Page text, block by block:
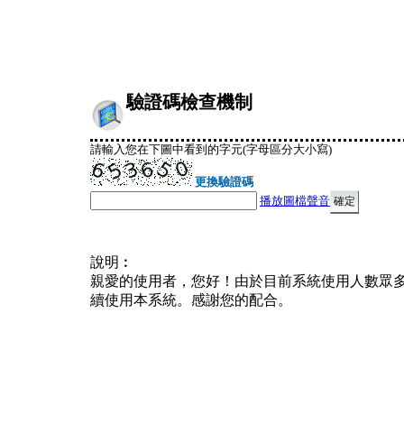
驗證碼檢查機制
請輸入您在下圖中看到的字元(字母區分大小寫)
更換驗證碼
播放圖檔聲音
說明︰
親愛的使用者，您好！由於目前系統使用人數眾
續使用本系統。感謝您的配合。